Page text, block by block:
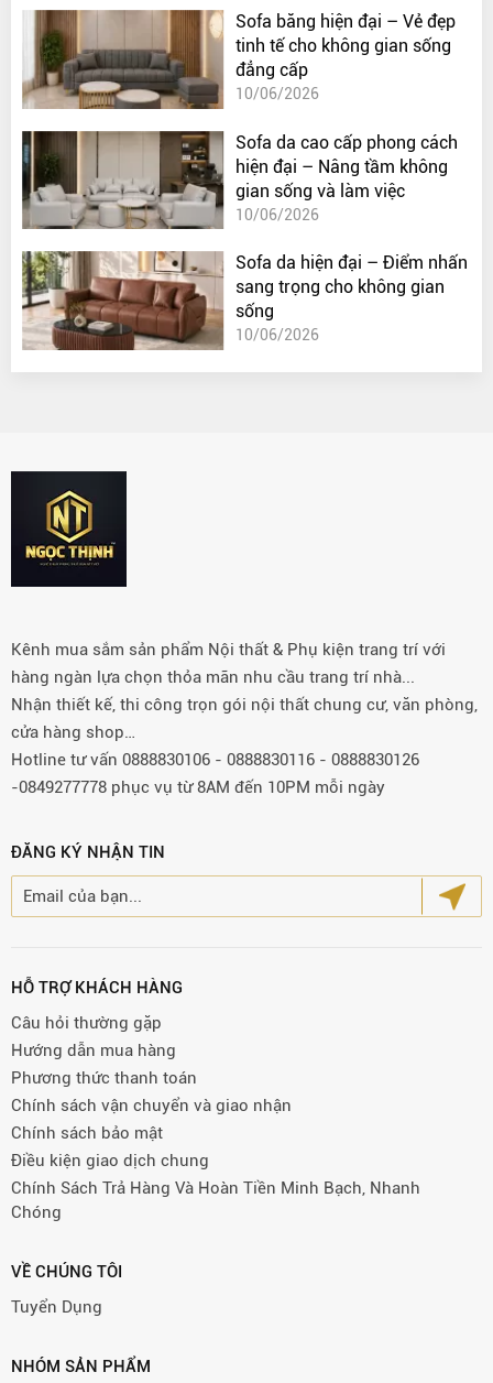
Sofa băng hiện đại – Vẻ đẹp
tinh tế cho không gian sống
đẳng cấp
10/06/2026
Sofa da cao cấp phong cách
hiện đại – Nâng tầm không
gian sống và làm việc
10/06/2026
Sofa da hiện đại – Điểm nhấn
sang trọng cho không gian
sống
10/06/2026
Kênh mua sắm sản phẩm Nội thất & Phụ kiện trang trí với
hàng ngàn lựa chọn thỏa mãn nhu cầu trang trí nhà...
Nhận thiết kế, thi công trọn gói nội thất chung cư, văn phòng,
cửa hàng shop…
Hotline tư vấn 0888830106 - 0888830116 - 0888830126
-0849277778 phục vụ từ 8AM đến 10PM mỗi ngày
ĐĂNG KÝ NHẬN TIN
HỖ TRỢ KHÁCH HÀNG
Câu hỏi thường gặp
Hướng dẫn mua hàng
Phương thức thanh toán
Chính sách vận chuyển và giao nhận
Chính sách bảo mật
Điều kiện giao dịch chung
Chính Sách Trả Hàng Và Hoàn Tiền Minh Bạch, Nhanh
Chóng
VỀ CHÚNG TÔI
Tuyển Dụng
NHÓM SẢN PHẨM